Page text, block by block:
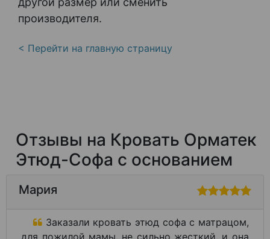
производителя.
< Перейти на главную страницу
Отзывы на Кровать Орматек
Этюд-Софа с основанием
Мария
Заказали кровать этюд софа с матрацом,